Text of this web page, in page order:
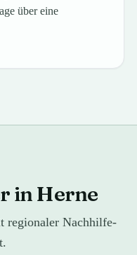
über eine
in Herne
regionaler Nachhilfe-